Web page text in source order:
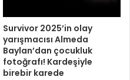
Survivor 2025’in olay
yarışmacısı Almeda
Baylan’dan çocukluk
fotoğrafı! Kardeşiyle
birebir karede